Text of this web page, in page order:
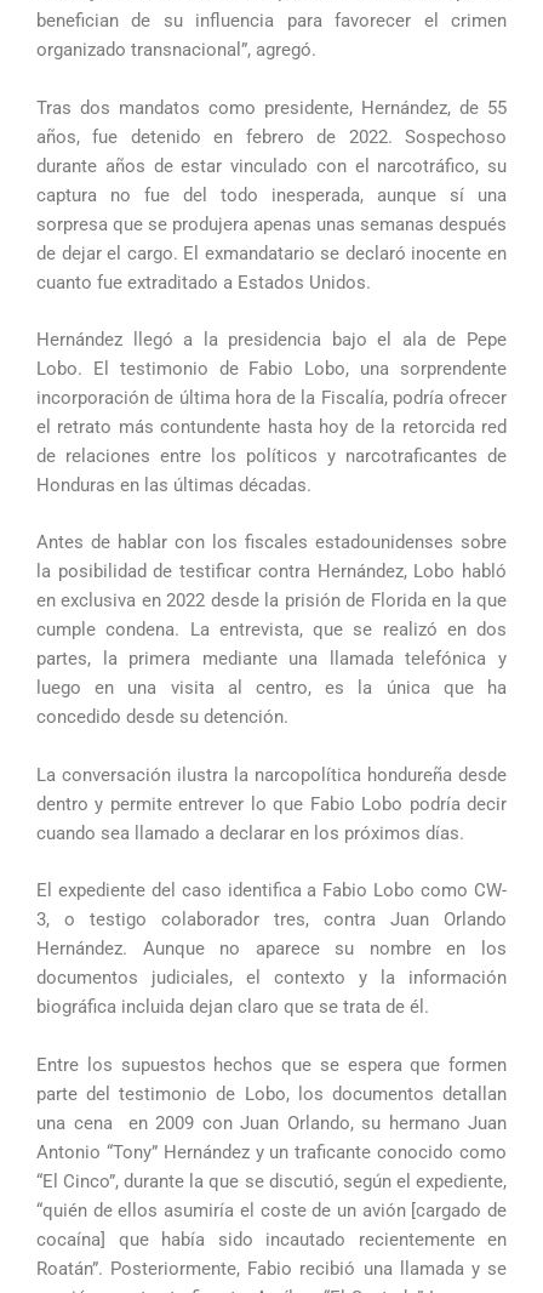
benefician de su influencia para favorecer el crimen
organizado transnacional”, agregó.
Tras dos mandatos como presidente, Hernández, de 55
años, fue detenido en febrero de 2022. Sospechoso
durante años de estar vinculado con el narcotráfico, su
captura no fue del todo inesperada, aunque sí una
sorpresa que se produjera apenas unas semanas después
de dejar el cargo. El exmandatario se declaró inocente en
cuanto fue extraditado a Estados Unidos.
Hernández llegó a la presidencia bajo el ala de Pepe
Lobo. El testimonio de Fabio Lobo, una sorprendente
incorporación de última hora de la Fiscalía, podría ofrecer
el retrato más contundente hasta hoy de la retorcida red
de relaciones entre los políticos y narcotraficantes de
Honduras en las últimas décadas.
Antes de hablar con los fiscales estadounidenses sobre
la posibilidad de testificar contra Hernández, Lobo habló
en exclusiva en 2022 desde la prisión de Florida en la que
cumple condena. La entrevista, que se realizó en dos
partes, la primera mediante una llamada telefónica y
luego en una visita al centro, es la única que ha
concedido desde su detención.
La conversación ilustra la narcopolítica hondureña desde
dentro y permite entrever lo que Fabio Lobo podría decir
cuando sea llamado a declarar en los próximos días.
El expediente del caso identifica a Fabio Lobo como CW-
3, o testigo colaborador tres, contra Juan Orlando
Hernández. Aunque no aparece su nombre en los
documentos judiciales, el contexto y la información
biográfica incluida dejan claro que se trata de él.
Entre los supuestos hechos que se espera que formen
parte del testimonio de Lobo, los documentos detallan
una cena en 2009 con Juan Orlando, su hermano Juan
Antonio “Tony” Hernández y un traficante conocido como
“El Cinco”, durante la que se discutió, según el expediente,
“quién de ellos asumiría el coste de un avión [cargado de
cocaína] que había sido incautado recientemente en
Roatán”. Posteriormente, Fabio recibió una llamada y se